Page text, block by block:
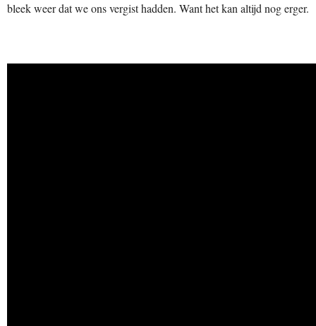
bleek weer dat we ons vergist hadden. Want het kan altijd nog erger.